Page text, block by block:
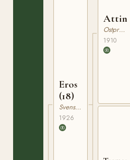
Eros
(18)
Svensk Varmblodig Ridhäst
1926
Attino
Ostpreussare
1910